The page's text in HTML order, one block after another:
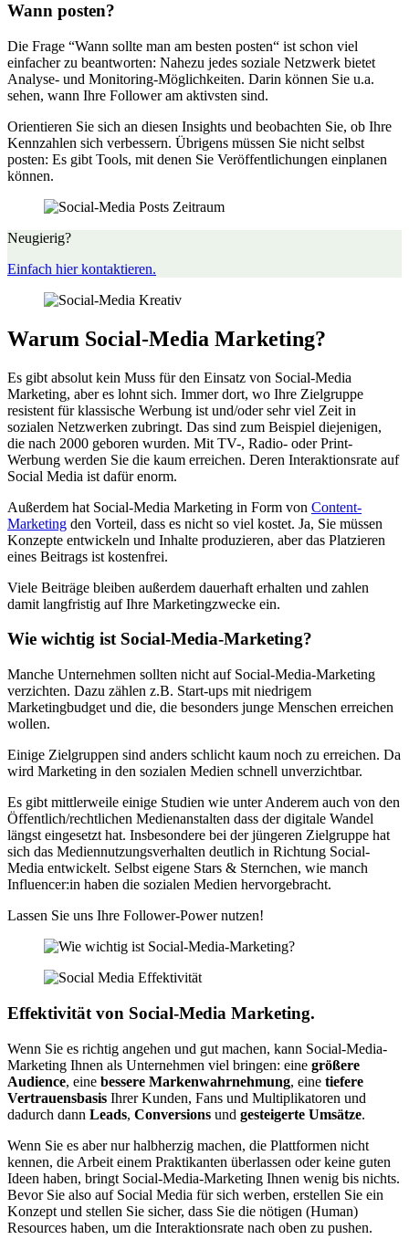
Wann posten?
Die Frage “Wann sollte man am besten posten“ ist schon viel
einfacher zu beantworten: Nahezu jedes soziale Netzwerk bietet
Analyse- und Monitoring-Möglichkeiten. Darin können Sie u.a.
sehen, wann Ihre Follower am aktivsten sind.
Orientieren Sie sich an diesen Insights und beobachten Sie, ob Ihre
Kennzahlen sich verbessern. Übrigens müssen Sie nicht selbst
posten: Es gibt Tools, mit denen Sie Veröffentlichungen einplanen
können.
Neugierig?
Einfach hier kontaktieren.
Warum Social-Media Marketing?
Es gibt absolut kein Muss für den Einsatz von Social-Media
Marketing, aber es lohnt sich. Immer dort, wo Ihre Zielgruppe
resistent für klassische Werbung ist und/oder sehr viel Zeit in
sozialen Netzwerken zubringt. Das sind zum Beispiel diejenigen,
die nach 2000 geboren wurden. Mit TV-, Radio- oder Print-
Werbung werden Sie die kaum erreichen. Deren Interaktionsrate auf
Social Media ist dafür enorm.
Außerdem hat Social-Media Marketing in Form von Content-
Marketing den Vorteil, dass es nicht so viel kostet. Ja, Sie müssen
Konzepte entwickeln und Inhalte produzieren, aber das Platzieren
eines Beitrags ist kostenfrei.
Viele Beiträge bleiben außerdem dauerhaft erhalten und zahlen
damit langfristig auf Ihre Marketingzwecke ein.
Wie wichtig ist Social-Media-Marketing?
Manche Unternehmen sollten nicht auf Social-Media-Marketing
verzichten. Dazu zählen z.B. Start-ups mit niedrigem
Marketingbudget und die, die besonders junge Menschen erreichen
wollen.
Einige Zielgruppen sind anders schlicht kaum noch zu erreichen. Da
wird Marketing in den sozialen Medien schnell unverzichtbar.
Es gibt mittlerweile einige Studien wie unter Anderem auch von den
Öffentlich/rechtlichen Medienanstalten dass der digitale Wandel
längst eingesetzt hat. Insbesondere bei der jüngeren Zielgruppe hat
sich das Mediennutzungsverhalten deutlich in Richtung Social-
Media entwickelt. Selbst eigene Stars & Sternchen, wie manch
Influencer:in haben die sozialen Medien hervorgebracht.
Lassen Sie uns Ihre Follower-Power nutzen!
Effektivität von Social-Media Marketing.
Wenn Sie es richtig angehen und gut machen, kann Social-Media-
Marketing Ihnen als Unternehmen viel bringen: eine größere
Audience, eine bessere Markenwahrnehmung, eine tiefere
Vertrauensbasis Ihrer Kunden, Fans und Multiplikatoren und
dadurch dann Leads, Conversions und gesteigerte Umsätze.
Wenn Sie es aber nur halbherzig machen, die Plattformen nicht
kennen, die Arbeit einem Praktikanten überlassen oder keine guten
Ideen haben, bringt Social-Media-Marketing Ihnen wenig bis nichts.
Bevor Sie also auf Social Media für sich werben, erstellen Sie ein
Konzept und stellen Sie sicher, dass Sie die nötigen (Human)
Resources haben, um die Interaktionsrate nach oben zu pushen.